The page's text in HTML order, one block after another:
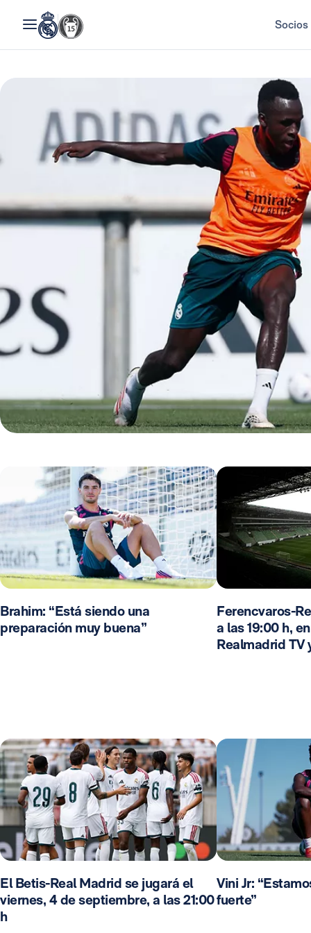
Socios
Brahim: “Está siendo una
preparación muy buena”
Ferencvaros-
a las 19:00 h,
Realmadrid TV
El Betis-Real Madrid se jugará el
viernes, 4 de septiembre, a las 21:00
h
Vini Jr:
fuerte”